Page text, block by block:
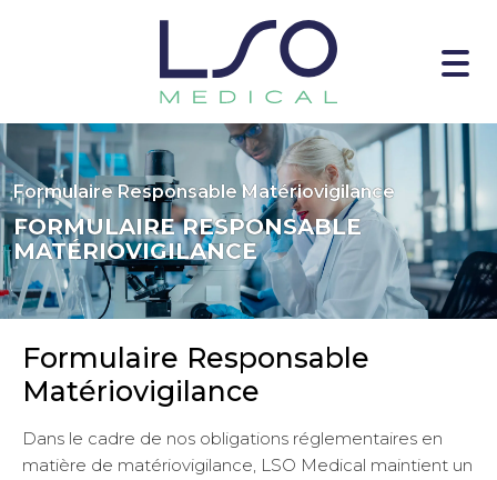
Formulaire Responsable Matériovigilance
FORMULAIRE RESPONSABLE
MATÉRIOVIGILANCE
Formulaire Responsable
Matériovigilance
Dans le cadre de nos obligations réglementaires en
matière de matériovigilance, LSO Medical maintient un